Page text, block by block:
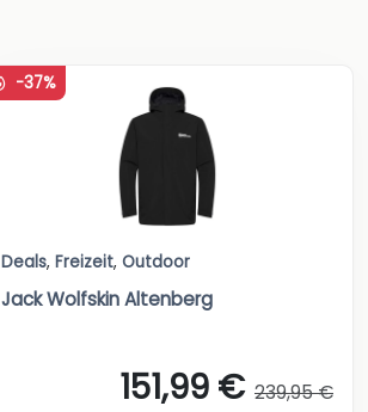
-37%
Deals, Freizeit, Outdoor
Jack Wolfskin Altenberg
151,99 € 239,95 €